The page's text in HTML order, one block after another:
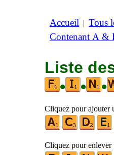
Accueil | Tous
Contenant A &
Liste
•
• •
Cliquez pour ajouter
Cliquez pour enlever